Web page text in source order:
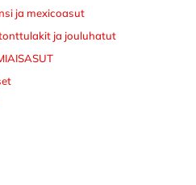
ja mexicoasut
ja jouluhatut